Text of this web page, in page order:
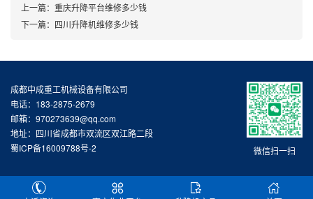
上一篇： 重庆升降平台维修多少钱
下一篇： 四川升降机维修多少钱
微信扫一扫
成都中成重工机械设备有限公司
电话：183-2875-2679
邮箱：970273639@qq.com
地址：四川省成都市双流区双江路二段
蜀ICP备16009788号-2